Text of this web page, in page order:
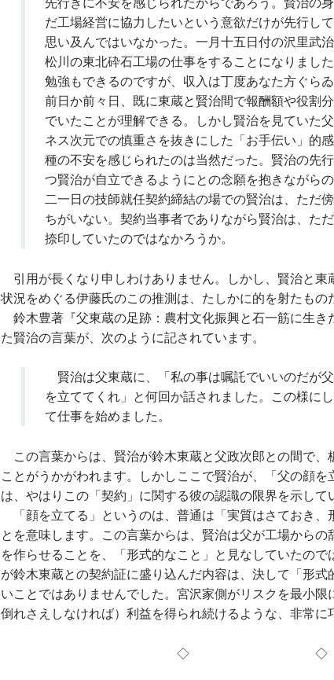
だ工場経営に協力したいという意欲だけが先行し
思い及んではいなかった。一月十五日付の沢里武
松川の東北砕石工場の仕事をすることになりまし
勉強もできるのですが、収入は丁度あなた方ぐら
前日か前々日、既に東蔵と賢治間で報酬額や役割
でいたことが理解できる。しかし賢治を見ていた
ネス次元での慎重さを抜きにした「お手伝い」的
種の不安を感じられたのは当然だった。賢治の先
つ賢治が自立できるようにとの念願を抱きながら
二一日の技師就任契約締結の場での賢治は、ただ
ちがいない。契約当事者でありながら賢治は、た
捺印していたのではなかろうか。
引用が長くなり申しわけありません。しかし、賢治と東
状況をめぐる伊藤氏のこの推測は、たしかに的を射たもの
鈴木豊著『父東蔵の足跡：農村文化振興と石一筋に生き
た賢治の言葉が、次のように記されています。
賢治は父東蔵に、「私の事は嘱託でいいのだが
を立ててくれ」と何回か話されました。この様に
て仕事を始めました。
この言葉からは、賢治が鈴木東蔵と父政次郎との間で、
ことがうかがわれます。しかしここで賢治が、「父の顔
は、やはりこの「契約」に関する彼の認識の限界を示して
「顔を立てる」というのは、普通は「実質はさておき、
とを意味します。この言葉からは、賢治は父が工場から
を作らせることを、「形式的なこと」と見なしていたの
が鈴木東蔵との契約証に盛り込んだ内容は、決して「形式
いことではありませんでした。宮沢家側がリスクを最小
倒れさえしなければ）利益を得られ続けるような、非常に
◇ ◇